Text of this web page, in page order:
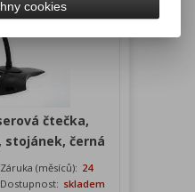
čtečka,
stojánek, černá
Záruka (měsíců): 24
Dostupnost: skladem
cookies